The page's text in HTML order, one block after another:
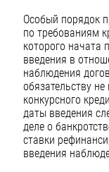
Особый порядок
по требованиям
которого начата
введения в
наблюдения
обязательству
конкурсного
даты введения
деле о
ставки
введения